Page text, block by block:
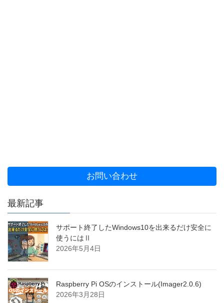
お問い合わせ
最新記事
サポート終了したWindows10を出来るだけ安全に
使うにはⅡ
2026年5月4日
Raspberry Pi OSのインストール(Imager2.0.6)
2026年3月28日